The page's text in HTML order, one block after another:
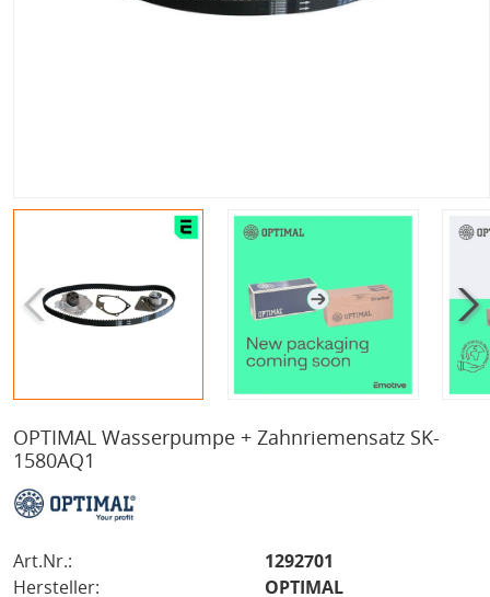
OPTIMAL Wasserpumpe + Zahnriemensatz SK-
1580AQ1
Art.Nr.:
1292701
Hersteller:
OPTIMAL